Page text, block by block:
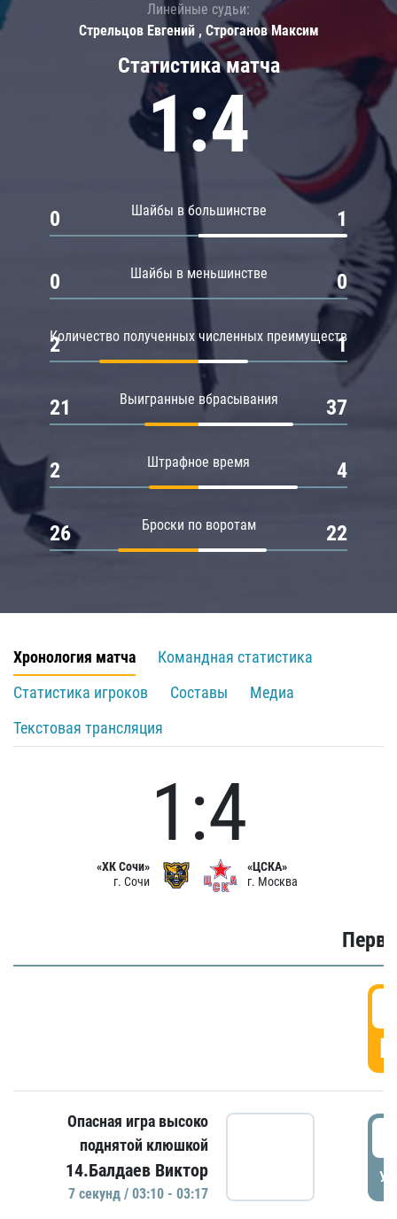
Статистика матча
1:4
Шайбы в большинстве
0 1
Шайбы в меньшинстве
0 0
Количество полученных численных преимуществ
2 1
Выигранные вбрасывания
21 37
Штрафное время
2 4
Броски по воротам
26 22
Линейные судьи:
Стрельцов Евгений , Строганов Максим
Хронология матча
Командная статистика
Статистика игроков
Составы
Медиа
Текстовая трансляция
«ХК Сочи»
г. Сочи
1:4
«ЦСКА»
г. Москва
Опасная игра высоко
поднятой клюшкой
14.Балдаев Виктор
7 секунд / 03:10 - 03:17